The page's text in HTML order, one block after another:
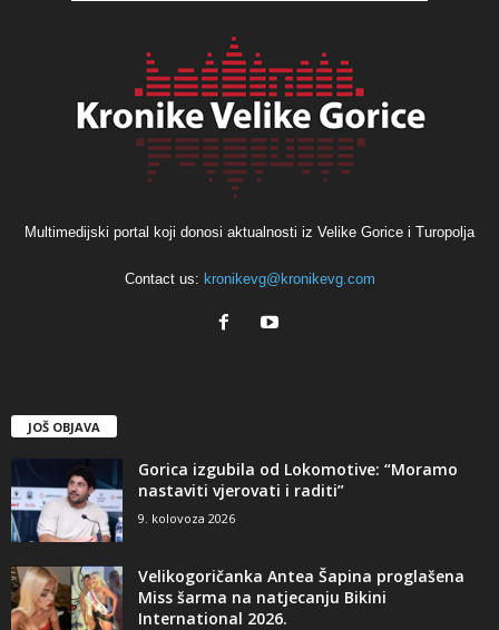
Multimedijski portal koji donosi aktualnosti iz Velike Gorice i Turopolja
Contact us: kronikevg@kronikevg.com
JOŠ OBJAVA
Gorica izgubila od Lokomotive: “Moramo
nastaviti vjerovati i raditi”
9. kolovoza 2026
Velikogoričanka Antea Šapina proglašena
Miss šarma na natjecanju Bikini
International 2026.